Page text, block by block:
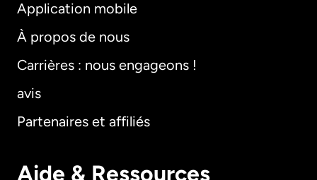
Application mobile
À propos de nous
Carrières : nous engageons !
avis
Partenaires et affiliés
Aide & Ressources